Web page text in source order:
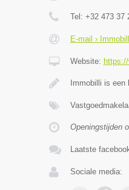
Tel: +32 473 37
E-mail ›
Website:
Immobilli is
Openingstijden
Laatste
Sociale media: